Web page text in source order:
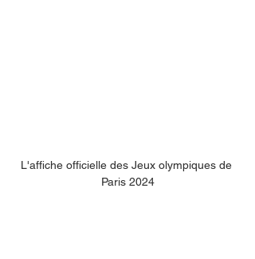
L'affiche officielle des Jeux olympiques de
Paris 2024